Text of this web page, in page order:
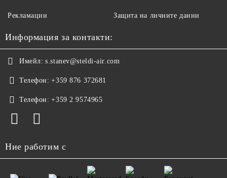
Рекламации Защита на личните данни
Информация за контакти:
Имейл: s.stanev@steldi-air.com
Телефон: +359 876 372681
Телефон: +359 2 9574965
Ние работим с